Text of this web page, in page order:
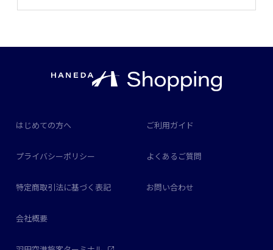
はじめての方へ ご利用ガイド
プライバシーポリシー よくあるご質問
特定商取引法に基づく表記 お問い合わせ
会社概要